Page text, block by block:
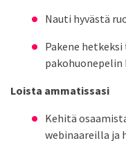
Nauti hyvästä
Pakene
pakohuonepelin
Loista ammatissasi
Kehitä
webinaareilla ja